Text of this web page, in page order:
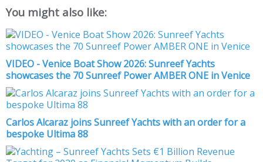
You might also like:
VIDEO - Venice Boat Show 2026: Sunreef Yachts
showcases the 70 Sunreef Power AMBER ONE in Venice
Carlos Alcaraz joins Sunreef Yachts with an order for a
bespoke Ultima 88